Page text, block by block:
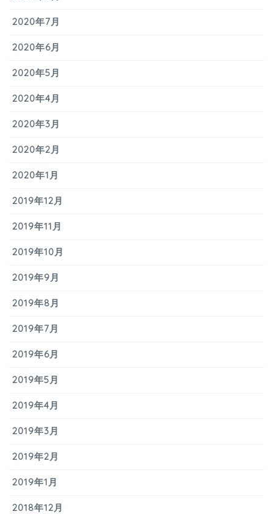
2020年7月
2020年6月
2020年5月
2020年4月
2020年3月
2020年2月
2020年1月
2019年12月
2019年11月
2019年10月
2019年9月
2019年8月
2019年7月
2019年6月
2019年5月
2019年4月
2019年3月
2019年2月
2019年1月
2018年12月